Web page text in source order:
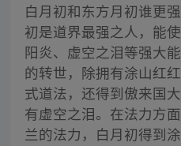
白月初和东方月初谁更
初是道界最强之人，能
阳炎、虚空之泪等强大
的转世，除拥有涂山红
式道法，还得到傲来国
有虚空之泪。在法力方
兰的法力，白月初得到